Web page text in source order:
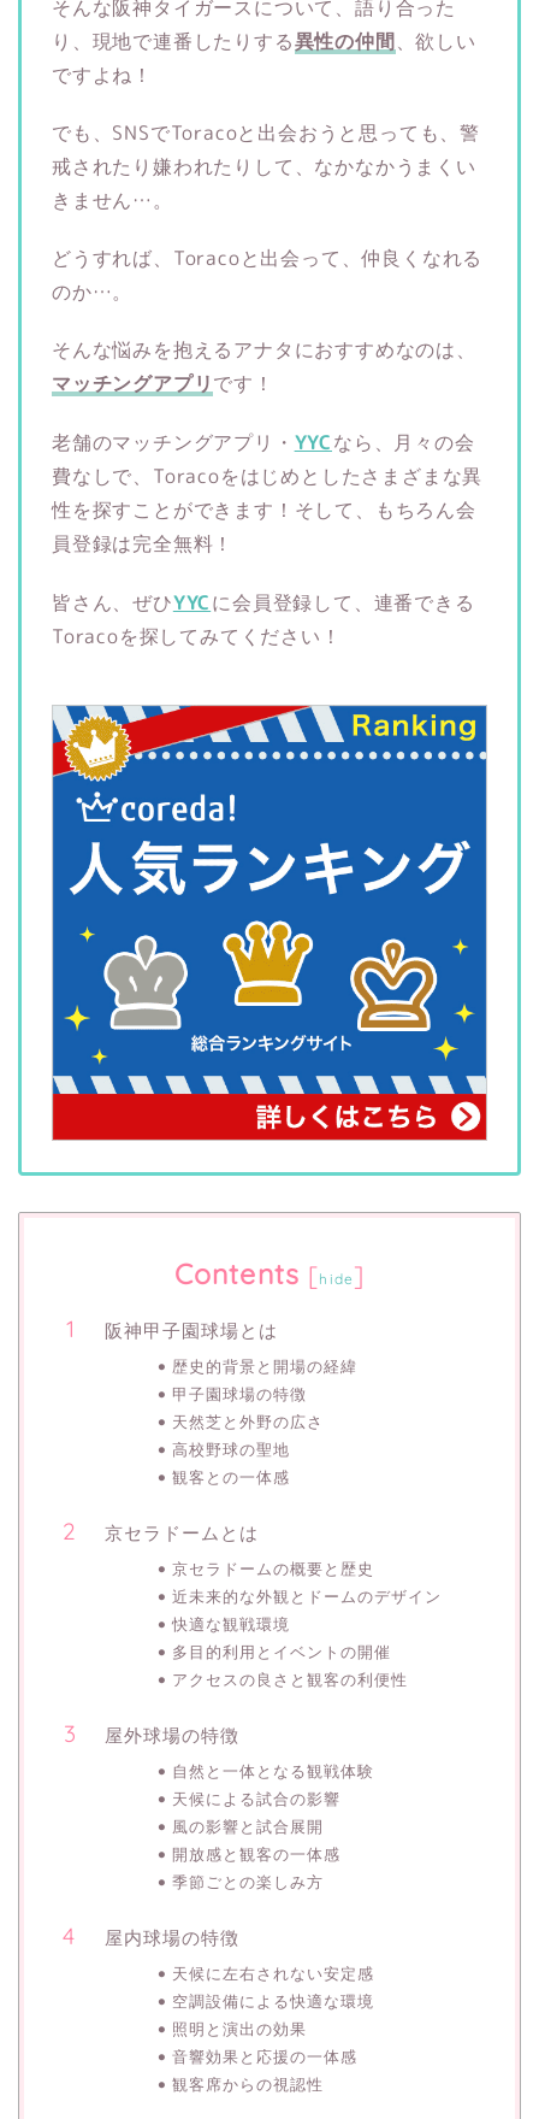
そんな阪神タイガースについて、語り合った
り、現地で連番したりする異性の仲間、欲しい
ですよね！
でも、SNSでToracoと出会おうと思っても、警
戒されたり嫌われたりして、なかなかうまくい
きません…。
どうすれば、Toracoと出会って、仲良くなれる
のか…。
そんな悩みを抱えるアナタにおすすめなのは、
マッチングアプリです！
老舗のマッチングアプリ・ YYCなら、月々の会
費なしで、Toracoをはじめとしたさまざまな異
性を探すことができます！そして、もちろん会
員登録は完全無料！
皆さん、ぜひYYCに会員登録して、連番できる
Toracoを探してみてください！
Contents [hide ]
阪神甲子園球場とは
歴史的背景と開場の経緯
甲子園球場の特徴
天然芝と外野の広さ
高校野球の聖地
観客との一体感
京セラドームとは
京セラドームの概要と歴史
近未来的な外観とドームのデザイン
快適な観戦環境
多目的利用とイベントの開催
アクセスの良さと観客の利便性
屋外球場の特徴
自然と一体となる観戦体験
天候による試合の影響
風の影響と試合展開
開放感と観客の一体感
季節ごとの楽しみ方
屋内球場の特徴
天候に左右されない安定感
空調設備による快適な環境
照明と演出の効果
音響効果と応援の一体感
観客席からの視認性